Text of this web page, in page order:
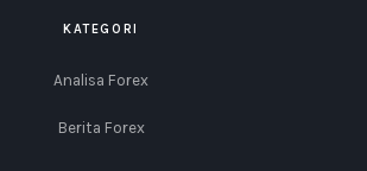
KATEGORI
Analisa Forex
Berita Forex